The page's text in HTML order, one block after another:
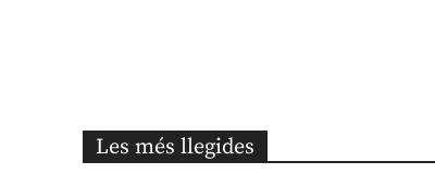
Les més llegides